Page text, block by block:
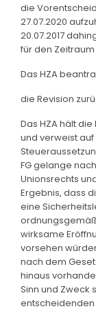
die
27.07.2020
20.07.2017
für den
Das HZA
die Revision
Das HZA hält
und verweist
FG gelange
Unionsrechts
Ergebnis, dass
eine
wirksame
vorsehen
nach dem
hinaus
Sinn und Zweck
entscheidenden